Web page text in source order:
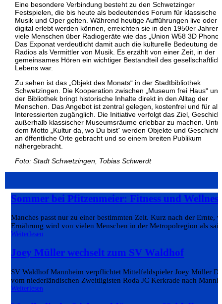
Eine besondere Verbindung besteht zu den Schwetzinger
Festspielen, die bis heute als bedeutendes Forum für klassische
Musik und Oper gelten. Während heutige Aufführungen live oder
digital erlebt werden können, erreichten sie in den 1950er Jahren
viele Menschen über Radiogeräte wie das „Union W58 3D
Das Exponat verdeutlicht damit auch die kulturelle Bedeutung des
Radios als Vermittler von Musik. Es erzählt von einer Zeit, in der
gemeinsames Hören ein wichtiger Bestandteil des
Lebens war.
Zu sehen ist das „Objekt des Monats“ in der Stadtbibliothek
Schwetzingen. Die Kooperation zwischen „Museum frei Haus“ und
der Bibliothek bringt historische Inhalte direkt in den Alltag der
Menschen. Das Angebot ist zentral gelegen, kostenfrei und für
Interessierten zugänglich. Die Initiative verfolgt das Ziel,
außerhalb klassischer Museumsräume erlebbar zu machen.
dem Motto „Kultur da, wo Du bist“ werden Objekte und
an öffentliche Orte gebracht und so einem breiten Publikum
nähergebracht.
Foto: Stadt Schwetzingen, Tobias Schwerdt
Sommer bei Pfitzenmeier: Fitness und
Manches passt nur zu einer bestimmten Zeit. Kurz nach der Ernte,
Ernährung wird von vielen Menschen in der Metropolregion als
Weiterlesen
Joey Müller wechselt zum SV Waldhof
SV Waldhof Mannheim verpflichtet Mittelfeldspieler Joey Müller
vom niederländischen Zweitligisten Roda JC Kerkrade nach
Weiterlesen